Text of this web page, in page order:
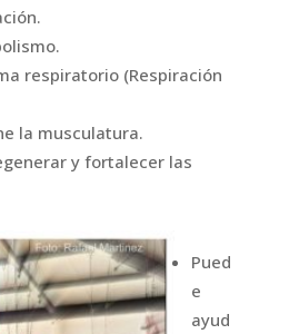
respiratorio (Respiración
la musculatura.
y fortalecer las
Pued
e
ayud